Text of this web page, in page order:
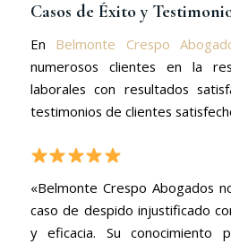
Casos de Éxito y
En Belmonte Crespo
numerosos clientes en la
laborales con resultados
testimonios de clientes
«Belmonte Crespo Abogados
caso de despido injustificado
y eficacia. Su conocimiento